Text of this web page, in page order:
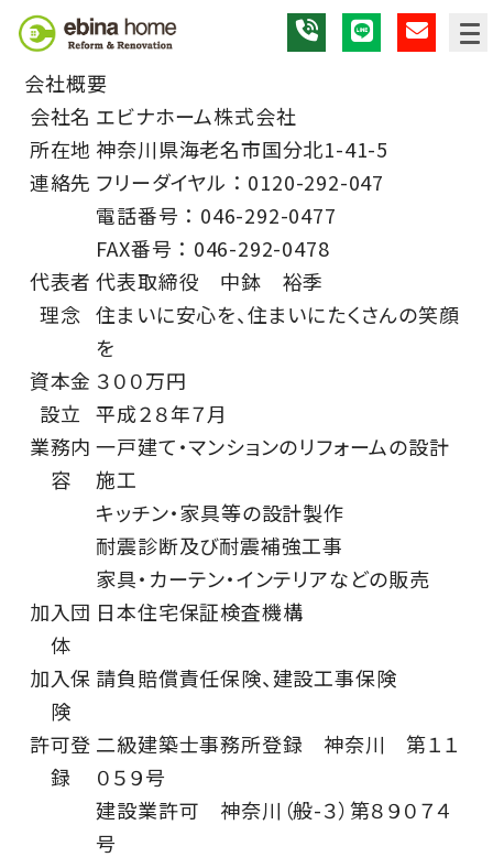
会社概要
会社名 エビナホーム株式会社
所在地 神奈川県海老名市国分北1-41-5
連絡先 フリーダイヤル ： 0120-292-047
電話番号 ： 046-292-0477
FAX番号 ： 046-292-0478
代表者 代表取締役 中鉢 裕季
理念 住まいに安心を、住まいにたくさんの笑顔
を
資本金 ３００万円
設立 平成２８年７月
業務内
容
一戸建て・マンションのリフォームの設計
施工
キッチン・家具等の設計製作
耐震診断及び耐震補強工事
家具・カーテン・インテリアなどの販売
加入団
体
日本住宅保証検査機構
加入保
険
請負賠償責任保険、建設工事保険
許可登
録
二級建築士事務所登録 神奈川 第１１
０５９号
建設業許可 神奈川（般-３）第８９０７４
号